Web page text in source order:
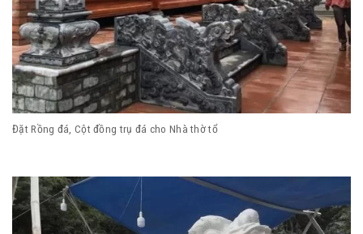
Đặt Rồng đá, Cột đồng trụ đá cho Nhà thờ tổ